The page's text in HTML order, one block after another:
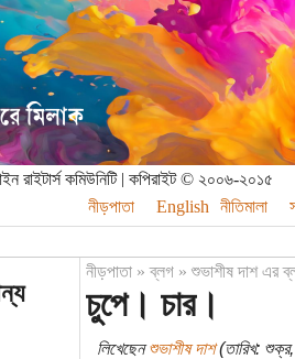
রাইটার্স কমিউনিটি | কপিরাইট © ২০০৬-২০১৫
নীড়পাতা
English নীতিমালা
নীড়পাতা»ব্লগ» শুভাশীষ দাশ এর
চুপে। চার।
লিখেছেনশুভাশীষ দাশ(তারিখ: